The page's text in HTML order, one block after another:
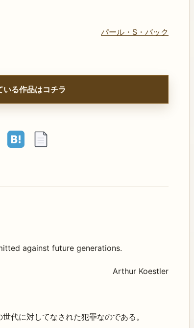
パール・S・バック
いる作品はコチラ
against future generations.
Arthur Koestler
代に対してなされた犯罪なのである。